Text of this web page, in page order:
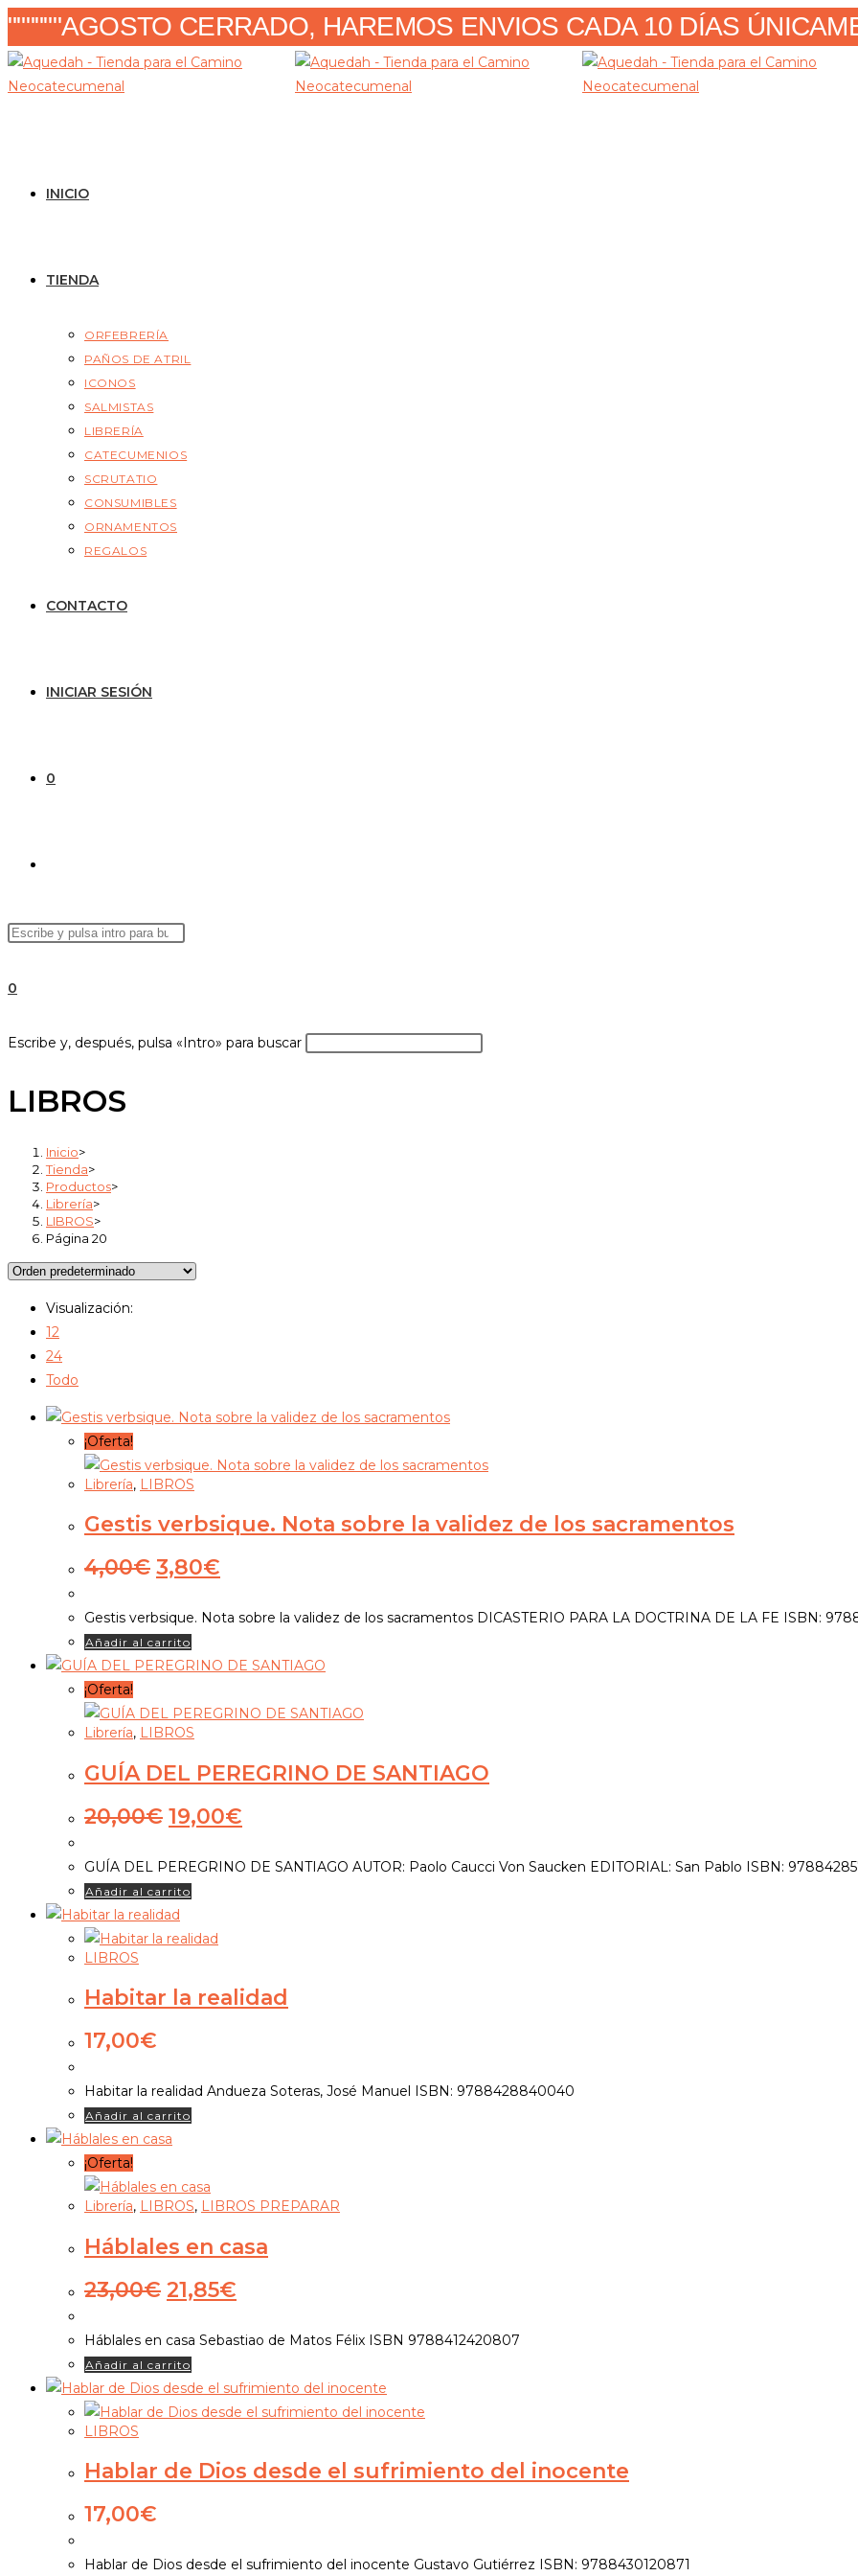
Ir
al
contenido
""""""AGOSTO CERRADO, HAREMOS ENVIOS CADA 10 DÍAS
INICIO
TIENDA
ORFEBRERÍA
PAÑOS DE ATRIL
ICONOS
SALMISTAS
LIBRERÍA
CATECUMENIOS
SCRUTATIO
CONSUMIBLES
ORNAMENTOS
REGALOS
CONTACTO
INICIAR SESIÓN
0
DE
WEB
Buscar
esta
panel
0
Buscar
esta
web
Escribe y, después, pulsa «Intro» para buscar
LIBROS
Inicio>
Tienda>
Productos>
Librería>
LIBROS>
Página 20
Visualización:
12
24
Todo
¡Oferta!
Librería, LIBROS
Gestis verbsique. Nota sobre la validez de los sacramentos
4,00€ El
original
era:
4,00€.
3,80€
actual
es:
Gestis verbsique. Nota sobre la validez de los sacramentos DICASTERIO PARA LA DOCTRINA DE LA FE ISBN:
Añadir al carrito
¡Oferta!
Librería, LIBROS
GUÍA DEL PEREGRINO DE SANTIAGO
20,00€ El
precio
original
era:
20,00€.
19,00€
precio
actual
es:
GUÍA DEL PEREGRINO DE SANTIAGO AUTOR: Paolo Caucci Von Saucken EDITORIAL: San Pablo ISBN:
Añadir al carrito
LIBROS
Habitar la realidad
17,00€
Habitar la realidad Andueza Soteras, José Manuel ISBN: 9788428840040
Añadir al carrito
¡Oferta!
Librería, LIBROS, LIBROS PREPARAR
Háblales en casa
23,00€ El
precio
original
era:
23,00€.
21,85€
precio
actual
es:
Háblales en casa Sebastiao de Matos Félix ISBN 9788412420807
Añadir al carrito
LIBROS
Hablar de Dios desde el sufrimiento del inocente
17,00€
Hablar de Dios desde el sufrimiento del inocente Gustavo Gutiérrez ISBN: 9788430120871